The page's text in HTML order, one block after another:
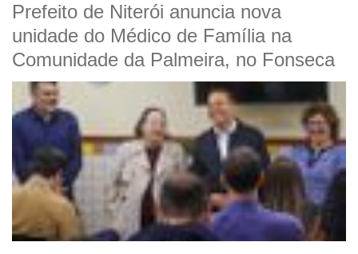
Prefeito de Niterói anuncia nova
unidade do Médico de Família na
Comunidade da Palmeira, no Fonseca